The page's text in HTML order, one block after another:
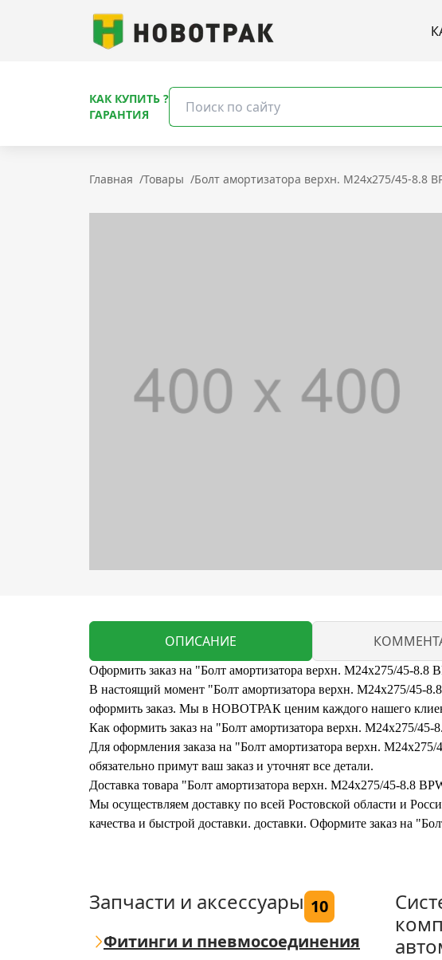
КАК КУПИТЬ ?
ГАРАНТИЯ
Главная /Товары /Болт амортизатора верхн. M24x275/45-8.8
ОПИСАНИЕ
Оформить заказ на "Болт амортизатора верхн. M24x275/45-8.8
В настоящий момент "Болт амортизатора верхн. M24x275/45-
оформить заказ. Мы в НОВОТРАК ценим каждого нашего
Как оформить заказ на "Болт амортизатора верхн. M24x275/45-
Для оформления заказа на "Болт амортизатора верхн.
обязательно примут ваш заказ и уточнят все детали.
Доставка товара "Болт амортизатора верхн. M24x275/45-8.8
Мы осуществляем доставку по всей Ростовской области и
качества и быстрой доставки. доставки. Оформите заказ на
Запчасти и аксессуары 10
Фитинги и пневмосоединения